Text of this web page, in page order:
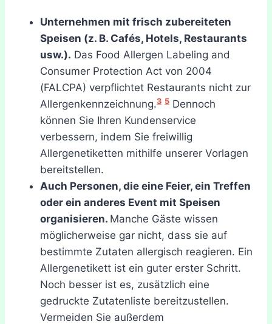
Unternehmen mit frisch zubereiteten
Speisen (z. B. Cafés, Hotels, Restaurants
usw.). Das Food Allergen Labeling and
Consumer Protection Act von 2004
(FALCPA) verpflichtet Restaurants nicht zur
Allergenkennzeichnung.3 5 Dennoch
können Sie Ihren Kundenservice
verbessern, indem Sie freiwillig
Allergenetiketten mithilfe unserer Vorlagen
bereitstellen.
Auch Personen, die eine Feier, ein Treffen
oder ein anderes Event mit Speisen
organisieren. Manche Gäste wissen
möglicherweise gar nicht, dass sie auf
bestimmte Zutaten allergisch reagieren. Ein
Allergenetikett ist ein guter erster Schritt.
Noch besser ist es, zusätzlich eine
gedruckte Zutatenliste bereitzustellen.
Vermeiden Sie außerdem